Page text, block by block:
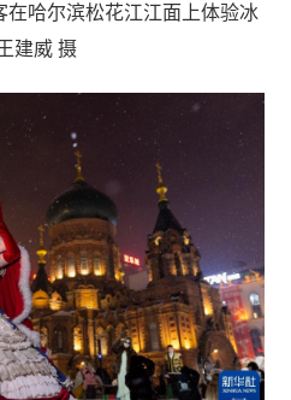
在哈尔滨松花江江面上体验冰
建威 摄